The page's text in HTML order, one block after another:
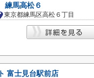
練馬高松６
東京都練馬区高松６丁目
富士見台駅前店